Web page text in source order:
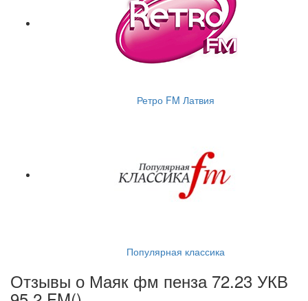
Ретро FM Латвия
Популярная классика
Отзывы о Маяк фм пенза 72.23 УКВ